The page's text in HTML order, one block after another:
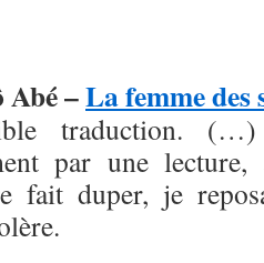
–La femme des
traduction.
par une lecture,
fait duper, je